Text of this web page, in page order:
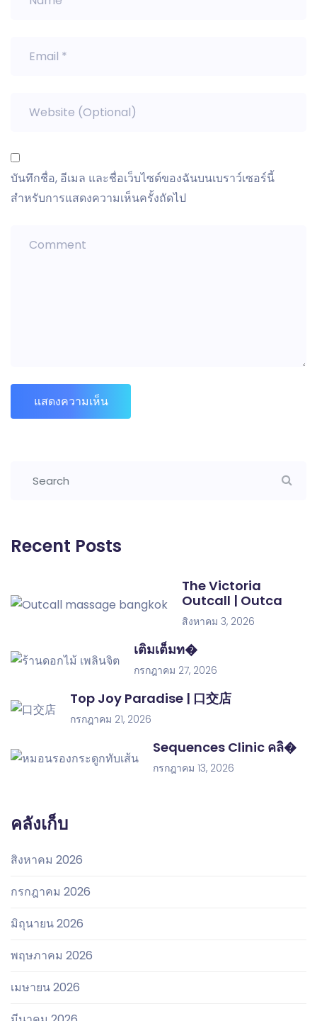
บันทึกชื่อ, อีเมล และชื่อเว็บไซต์ของฉันบนเบราว์เซอร์นี้
สำหรับการแสดงความเห็นครั้งถัดไป
Recent Posts
The Victoria
Outcall | Outca
สิงหาคม 3, 2026
เติมเต็มท�
กรกฎาคม 27, 2026
Top Joy Paradise | 口交店
กรกฎาคม 21, 2026
Sequences Clinic คลิ�
กรกฎาคม 13, 2026
คลังเก็บ
สิงหาคม 2026
กรกฎาคม 2026
มิถุนายน 2026
พฤษภาคม 2026
เมษายน 2026